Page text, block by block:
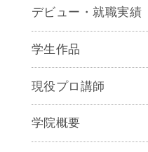
デビュー・就職実績
学生作品
現役プロ講師
学院概要